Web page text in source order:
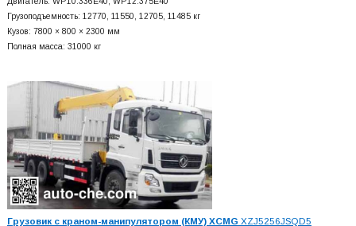
Грузоподъемность: 12770, 11550, 12705, 11485 кг
Кузов: 7800 × 800 × 2300 мм
Полная масса: 31000 кг
Грузовик с краном-манипулятором (КМУ) XCMG XZJ5256JSQD5